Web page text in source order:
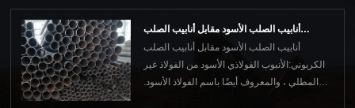
​أنابيب الصلب الأسود مقابل أنابيب الصلب
الكربوني
أنابيب الصلب الأسود مقابل أنابيب الصلب
الكربوني:الأنبوب الفولاذي الأسود من الفولاذ غير
المطلي ، والمعروف أيضًا باسم الفولاذ الأسود.